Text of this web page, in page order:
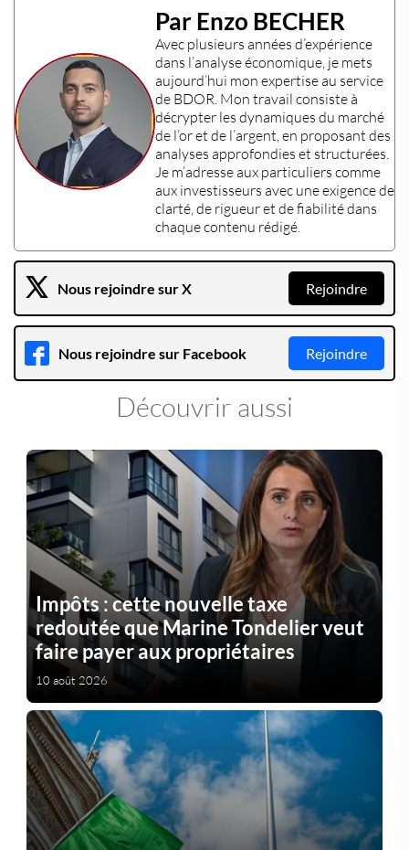
Par Enzo BECHER
Avec plusieurs années d’expérience
dans l’analyse économique , je mets
aujourd’hui mon expertiseau service
de BDOR. Mon travail consiste à
décrypter les dynamiques du marché
de l’or et de l’argent, en proposant des
analyses approfondies et structurées.
Je m’adresse aux particuliers comme
aux investisseurs avec une exigence de
clarté, de rigueur et de fiabilité dans
chaque contenu rédigé.
Nous rejoindre sur X Rejoindre
Nous rejoindre sur Facebook Rejoindre
Découvrir aussi
Impôts : cette nouvelle taxe
redoutée que Marine Tondelier veut
faire payer aux propriétaires
10 août 2026